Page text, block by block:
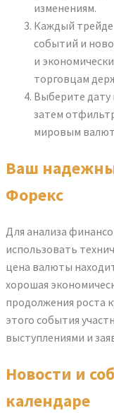
изменениям.
Каждый
событий и
и
торговцам
Выберите дату
затем
мировым
Ваш
Форекс
Для анализа
использовать
цена валюты
хорошая
продолжения роста
этого события
выступлениями и
Новости и
календаре